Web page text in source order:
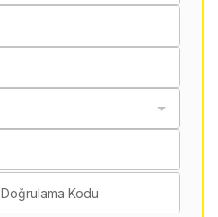
Doğrulama Kodu